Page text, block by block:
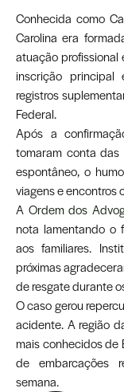
Conhecida como
Carolina era
atuação profissional
inscrição principal
registros
Federal.
Após a
tomaram conta das
espontâneo, o
viagens e encontros
A Ordem dos
nota lamentando o
aos familiares.
próximas
de resgate durante
O caso gerou
acidente. A região
mais conhecidos de
de embarcações
semana.